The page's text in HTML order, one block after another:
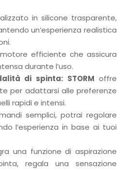
in silicone trasparente,
un’esperienza realistica
efficiente che assicura
durante l’uso.
di spinta: STORM offre
per adattarsi alle preferenze
rapidi e intensi.
semplici, potrai regolare
l’esperienza in base ai tuoi
una funzione di aspirazione
regala una sensazione